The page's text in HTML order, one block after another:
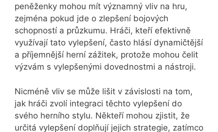
peněženky mohou mít významný vliv na hru,
zejména pokud jde o zlepšení bojových
schopností a průzkumu. Hráči, kteří efektivně
využívají tato vylepšení, často hlásí dynamičtější
a příjemnější herní zážitek, protože mohou čelit
výzvám s vylepšenými dovednostmi a nástroji.
Nicméně vliv se může lišit v závislosti na tom,
jak hráči zvolí integraci těchto vylepšení do
svého herního stylu. Někteří mohou zjistit, že
určitá vylepšení doplňují jejich strategie, zatímco